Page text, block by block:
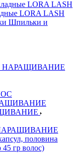
LORA LASH
Шпильки и
НАРАЩИВАНИЕ
половина
гр волос)